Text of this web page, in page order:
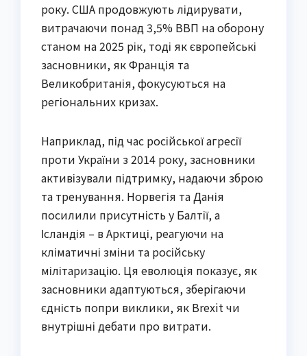
року. США продовжують лідирувати,
витрачаючи понад 3,5% ВВП на оборону
станом на 2025 рік, тоді як європейські
засновники, як Франція та
Великобританія, фокусуються на
регіональних кризах.
Наприклад, під час російської агресії
проти України з 2014 року, засновники
активізували підтримку, надаючи зброю
та тренування. Норвегія та Данія
посилили присутність у Балтії, а
Ісландія – в Арктиці, реагуючи на
кліматичні зміни та російську
мілітаризацію. Ця еволюція показує, як
засновники адаптуються, зберігаючи
єдність попри виклики, як Brexit чи
внутрішні дебати про витрати.